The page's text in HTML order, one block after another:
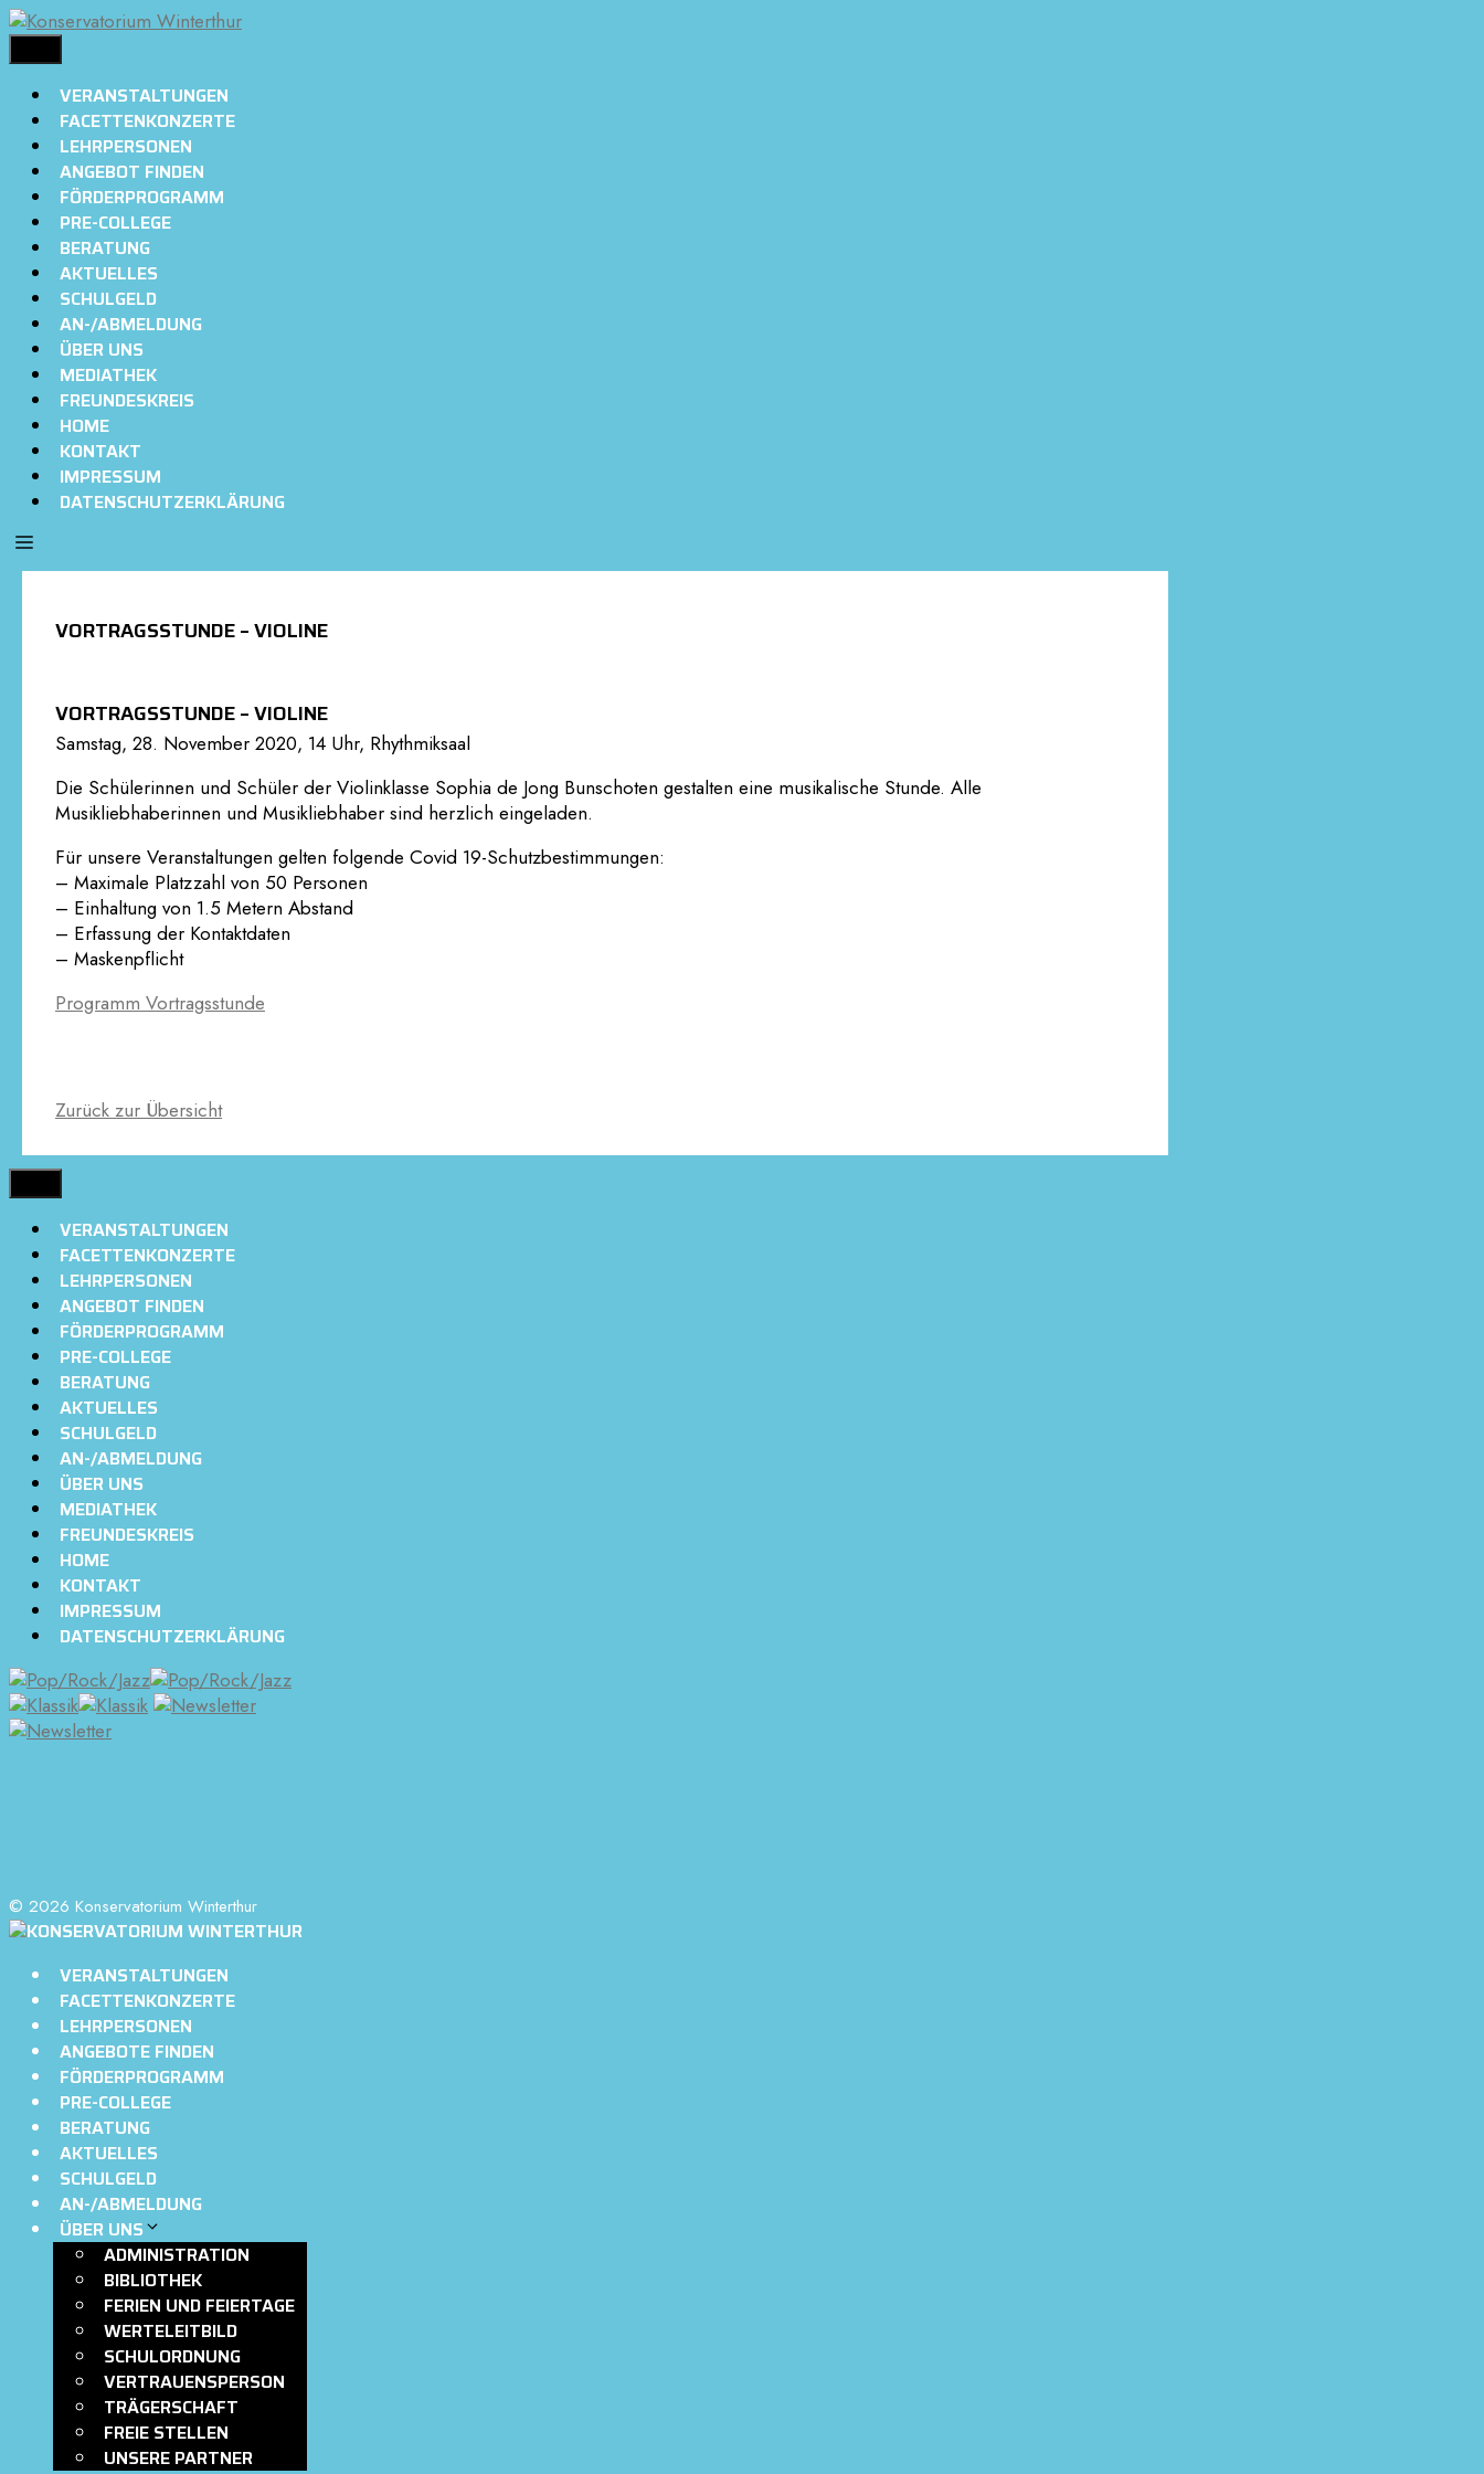
Springe
zum
Inhalt
VERANSTALTUNGEN
FACETTENKONZERTE
LEHRPERSONEN
ANGEBOT FINDEN
FÖRDERPROGRAMM
PRE-COLLEGE
BERATUNG
AKTUELLES
SCHULGELD
AN-/ABMELDUNG
ÜBER UNS
MEDIATHEK
FREUNDESKREIS
HOME
KONTAKT
IMPRESSUM
DATENSCHUTZERKLÄRUNG
VORTRAGSSTUNDE – VIOLINE
VORTRAGSSTUNDE – VIOLINE
Samstag, 28. November 2020, 14 Uhr, Rhythmiksaal
Die Schülerinnen und Schüler der Violinklasse Sophia de Jong Bunschoten gestalten eine musikalische Stunde. Alle
Musikliebhaberinnen und Musikliebhaber sind herzlich eingeladen.
Für unsere Veranstaltungen gelten folgende Covid 19-Schutzbestimmungen:
– Maximale Platzzahl von 50 Personen
– Einhaltung von 1.5 Metern Abstand
– Erfassung der Kontaktdaten
– Maskenpflicht
Programm Vortragsstunde
Zurück zur Übersicht
VERANSTALTUNGEN
FACETTENKONZERTE
LEHRPERSONEN
ANGEBOT FINDEN
FÖRDERPROGRAMM
PRE-COLLEGE
BERATUNG
AKTUELLES
SCHULGELD
AN-/ABMELDUNG
ÜBER UNS
MEDIATHEK
FREUNDESKREIS
HOME
KONTAKT
IMPRESSUM
DATENSCHUTZERKLÄRUNG
© 2026 Konservatorium Winterthur
VERANSTALTUNGEN
FACETTENKONZERTE
LEHRPERSONEN
ANGEBOTE FINDEN
FÖRDERPROGRAMM
PRE-COLLEGE
BERATUNG
AKTUELLES
SCHULGELD
AN-/ABMELDUNG
ÜBER UNS
ADMINISTRATION
BIBLIOTHEK
FERIEN UND FEIERTAGE
WERTELEITBILD
SCHULORDNUNG
VERTRAUENSPERSON
TRÄGERSCHAFT
FREIE STELLEN
UNSERE PARTNER